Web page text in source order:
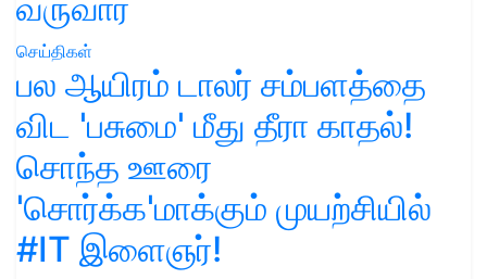
செய்திகள்
பல ஆயிரம் டாலர் சம்பளத்தை
விட 'பசுமை' மீது தீரா காதல்!
சொந்த ஊரை
'சொர்க்க'மாக்கும் முயற்சியில்
#IT இளைஞர்!